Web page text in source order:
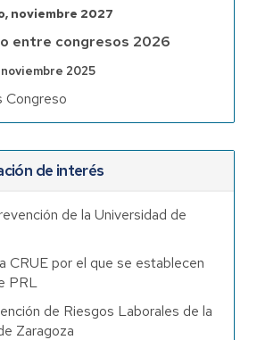
noviembre 2027
entre congresos 2026
2025
Congreso
de interés
de la Universidad de
CRUE por el que se establecen
PRL
de Riesgos Laborales de la
Zaragoza